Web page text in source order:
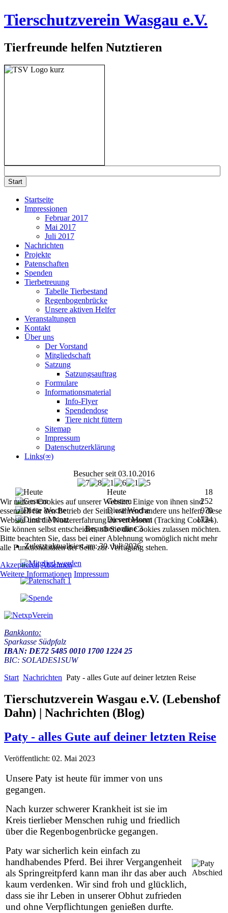
Tierschutzverein Wasgau e.V.
Tierfreunde helfen Nutztieren
Startseite
Impressionen
Februar 2017
Mai 2017
Juli 2017
Nachrichten
Projekte
Patenschaften
Spenden
Tierbetreuung
Tabelle Tierbestand
Regenbogenbrücke
Unsere aktiven Helfer
Veranstaltungen
Kontakt
Über uns
Der Vorstand
Mitgliedschaft
Satzung
Satzungsauftrag
Formulare
Informationsmaterial
Info-Flyer
Spendendose
Tiere nicht füttern
Sitemap
Impressum
Datenschutzerklärung
Links(∞)
Besucher seit 03.10.2016
Heute
18
Gestern
252
Diese Woche
970
Diesen Monat
1724
Besucher online 3
Zuletzt aktualisiert am: 30. Juli 2026
Bankkonto:
Sparkasse Südpfalz
IBAN: DE72 5485 0010 1700 1224 25
BIC: SOLADES1SUW
Start Nachrichten Paty - alles Gute auf deiner letzten Reise
Tierschutzverein Wasgau e.V. (Lebenshof
Dahn) | Nachrichten (Blog)
Paty - alles Gute auf deiner letzten Reise
Veröffentlicht: 02. Mai 2023
Unsere Paty ist heute für immer von uns
gegangen.
Nach kurzer schwerer Krankheit ist sie im
Kreis tierlieber Menschen ruhig und friedlich
über die Regenbogenbrücke gegangen.
Paty war sicherlich kein einfach zu
handhabendes Pferd. Bei ihrer Vergangenheit
als Springreitpferd kann man ihr das aber auch
kaum verdenken. Wir sind froh und glücklich,
dass sie ihr Leben in unserer Obhut zufrieden
und ohne Verpflichtungen genießen durfte.
Wir nutzen Cookies auf unserer Website. Einige von ihnen sind
essenziell für den Betrieb der Seite, während andere uns helfen, diese
Website und die Nutzererfahrung zu verbessern (Tracking Cookies).
Sie können selbst entscheiden, ob Sie die Cookies zulassen möchten.
Bitte beachten Sie, dass bei einer Ablehnung womöglich nicht mehr
alle Funktionalitäten der Seite zur Verfügung stehen.
AkzeptierenAblehnen
Weitere Informationen Impressum